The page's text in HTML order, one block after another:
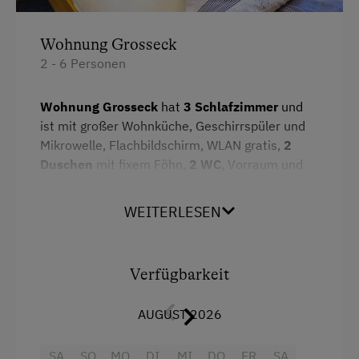
Fahrradverleih
Freibad
Geführte Bergtouren
Golf
Jogging-Routen
Kutschenfahrten
Nordic Walking
Wohnung Grosseck
2 - 6 Personen
Wohnung Grosseck hat 3 Schlafzimmer und
ist mit großer Wohnküche, Geschirrspüler und
Mikrowelle, Flachbildschirm, WLAN gratis, 2
Duschen mit fixem Föhn, 2 WC , Vorraum und
4 Plattenherd
WEITERLESEN
Verfügbarkeit
AUGUST 2026
SA
SO
MO
DI
MI
DO
FR
SA